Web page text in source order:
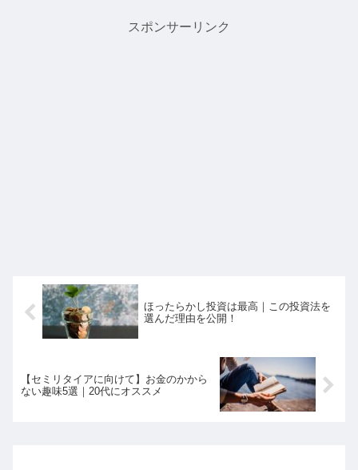
スポンサーリンク
ほったらかし投資は最高｜この投資法を
選んだ理由を公開！
【セミリタイアに向けて】お金のかから
ない趣味5選｜20代にオススメ